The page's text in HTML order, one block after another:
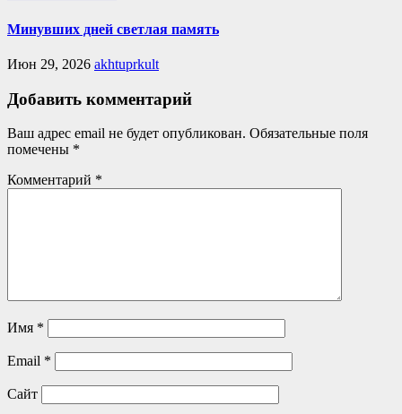
Минувших дней светлая память
Июн 29, 2026 akhtuprkult
Добавить комментарий
Ваш адрес email не будет опубликован. Обязательные поля
помечены *
Комментарий *
Имя *
Email *
Сайт